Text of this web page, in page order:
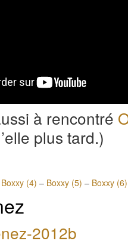
à rencontré
plus tard.)
Boxxy (4) – Boxxy (5) – Boxxy (6)